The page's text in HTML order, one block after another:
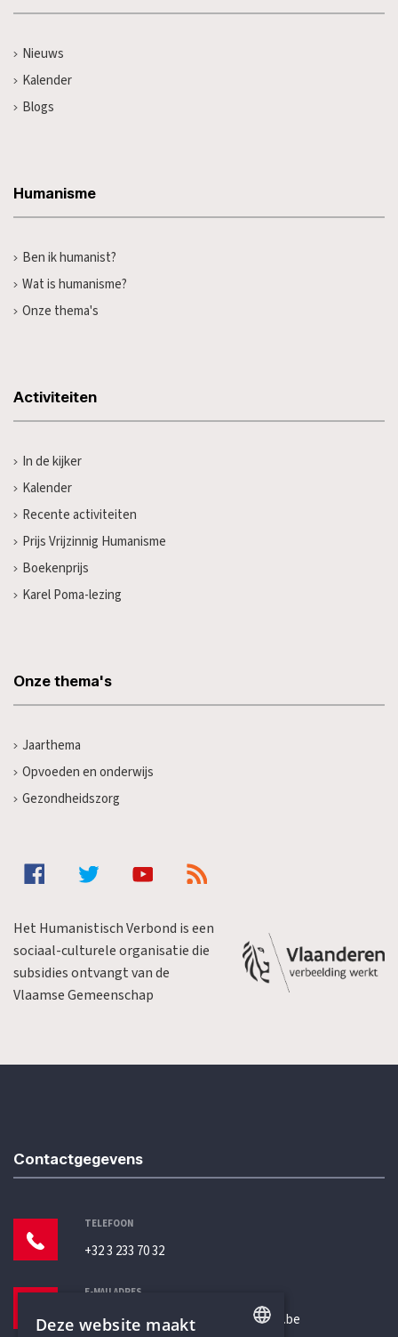
Nieuws
Kalender
Blogs
Humanisme
Ben ik humanist?
Wat is humanisme?
Onze thema's
Activiteiten
In de kijker
Kalender
Recente activiteiten
Prijs Vrijzinnig Humanisme
Boekenprijs
Karel Poma-lezing
Onze thema's
Jaarthema
Opvoeden en onderwijs
Gezondheidszorg
Het Humanistisch Verbond is een
sociaal-culturele organisatie die
subsidies ontvangt van de
Vlaamse Gemeenschap
Contactgegevens
TELEFOON
+32 3 233 70 32
E-MAILADRES
secretariaat@humanistischverbond.be
Deze website maakt